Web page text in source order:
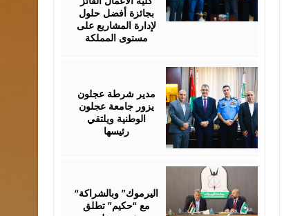
بجائزة أفضل حلول
لإدارة المشاريع على
مستوى المملكة
مدير شرطة عجلون
يزور جامعة عجلون
الوطنية ويلتقي
رئيسها
“اليرموك” وبالشراكة
مع “حكيم” تطلق